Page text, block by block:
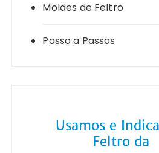
Moldes de Feltro
Passo a Passos